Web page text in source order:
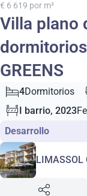
€ 6 619 por m²
Villa plano
GREENS
4Dormitorios
I barrio, 2023
Desarrollo
LIMASSOL